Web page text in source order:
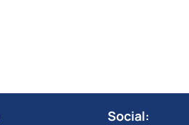
Social: